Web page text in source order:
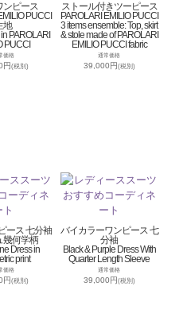
ンピース
PUCCI
地
PAROLARI
PUCCI
価格
円(税別)
ストール付きツーピース
PAROLARI EMILIO PUCCI
3 items ensemble: Top, skirt
& stole made of PAROLARI
EMILIO PUCCI fabric
通常価格
39,000円(税別)
ース 七分袖
幾何学柄
Dress in
print
価格
円(税別)
バイカラーワンピース 七
分袖
Black & Purple Dress With
Quarter Length Sleeve
通常価格
39,000円(税別)